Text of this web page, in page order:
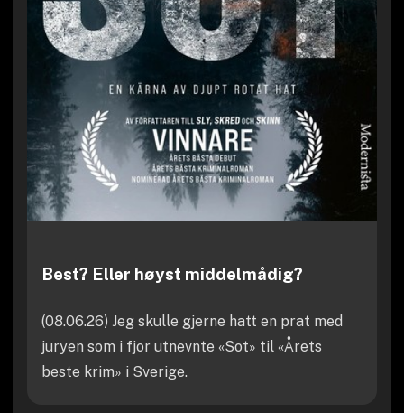
Best? Eller høyst middelmådig?
(08.06.26) Jeg skulle gjerne hatt en prat med
juryen som i fjor utnevnte «Sot» til «Årets
beste krim» i Sverige.